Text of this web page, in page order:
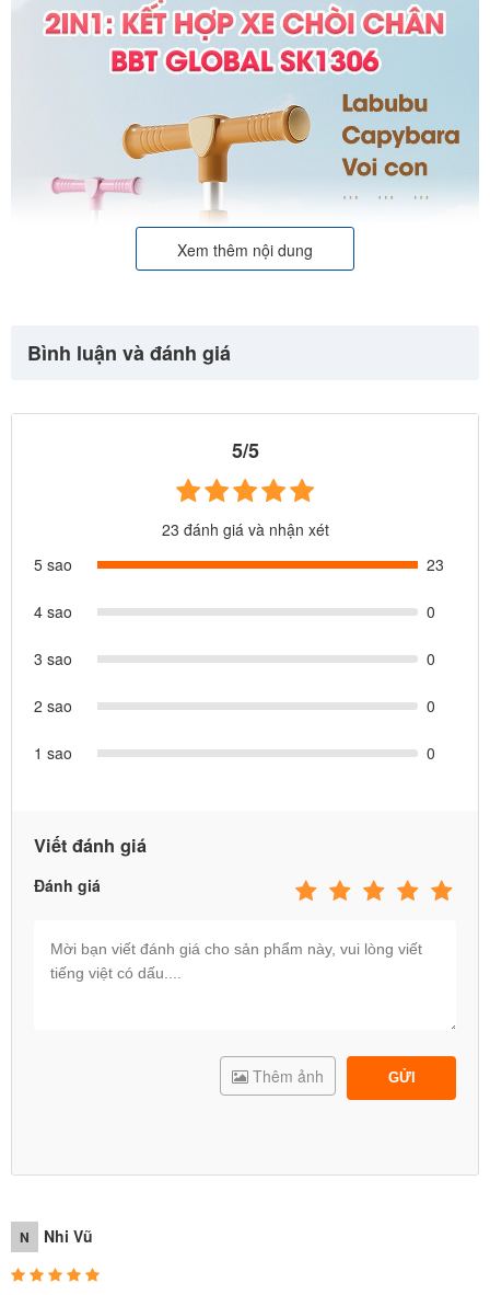
Xem thêm nội dung
Bình luận và đánh giá
5/5
23 đánh giá và nhận xét
5 sao
23
4 sao 0
3 sao 0
2 sao 0
1 sao 0
Viết đánh giá
Đánh giá
GỬI
Thêm ảnh
N Nhi Vũ